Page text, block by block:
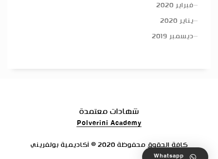
فبراير 2020
يناير 2020
ديسمبر 2019
شهادات معتمدة
Polverini Academy
كافة الحقوق محفوظة 2020 © أكاديمية بولفريني
Whatsapp